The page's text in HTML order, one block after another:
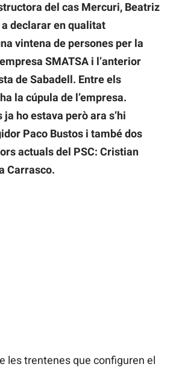
del cas Mercuri, Beatriz
declarar en qualitat
vintena de persones per la
SMATSA i l’anterior
de Sabadell. Entre els
la cúpula de l’empresa.
ho estava però ara s’hi
Paco Bustos i també dos
actuals del PSC: Cristian
Carrasco.
les trentenes que configuren el